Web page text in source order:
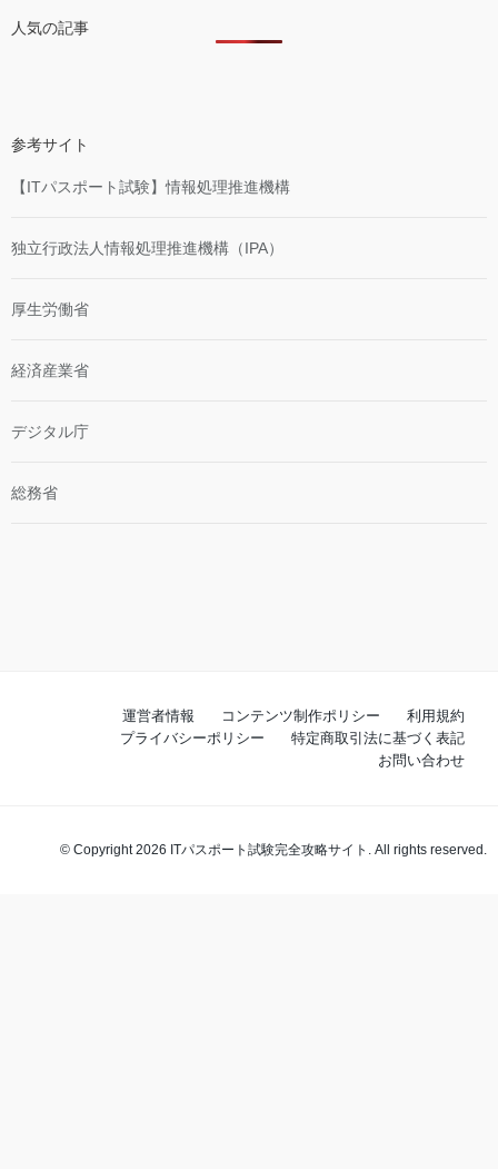
人気の記事
参考サイト
【ITパスポート試験】情報処理推進機構
独立行政法人情報処理推進機構（IPA）
厚生労働省
経済産業省
デジタル庁
総務省
運営者情報 コンテンツ制作ポリシー
利用規約
プライバシーポリシー
特定商取引法に基づく表記
お問い合わせ
© Copyright 2026 ITパスポート試験完全攻略サイト. All rights reserved.